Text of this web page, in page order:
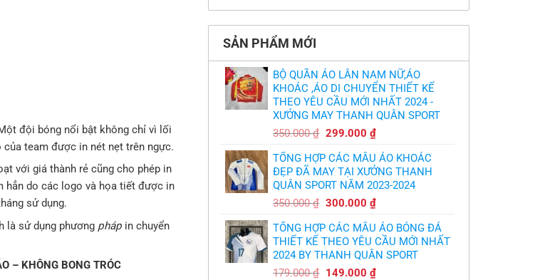
đội bóng nổi bật không chỉ vì lối
team được in nét nẹt trên ngực.
với giá thành rẻ cũng cho phép in
hẳn do các logo và họa tiết được in
sử dụng.
là sử dụng phương pháp in chuyển
– KHÔNG BONG TRÓC
kế
thảm:
Ten
Hag
lại
trích
cầu
thủ,
thừa
nhận
sự
thật
chát
của
bầy
quỷ
nhỏ
có
luận
Thiết
và
in
áo
bóng
chuyền
theo
yêu
cầu
,thiết
free
SẢN PHẨM MỚI
BỘ QUẦN ÁO LÂN NAM NỮ,ÁO
KHOÁC ,ÁO DI CHUYỂN THIẾT KẾ
THEO YÊU CẦU MỚI NHẤT 2024 -
XƯỞNG MAY THANH QUÂN SPORT
350.000₫ Giá
là:
350.000 ₫.
299.000 ₫Giá
tại
là:
299.000 ₫.
TỔNG HỢP CÁC MẪU ÁO KHOÁC
ĐẸP ĐÃ MAY TẠI XƯỞNG THANH
QUÂN SPORT NĂM 2023-2024
350.000₫ Giá
là:
350.000 ₫.
300.000 ₫Giá
tại
là:
300.000 ₫.
TỔNG HỢP CÁC MẪU ÁO BÓNG ĐÁ
THIẾT KẾ THEO YÊU CẦU MỚI NHẤT
2024 BY THANH QUÂN SPORT
179.000₫ Giá
149.000 ₫Giá